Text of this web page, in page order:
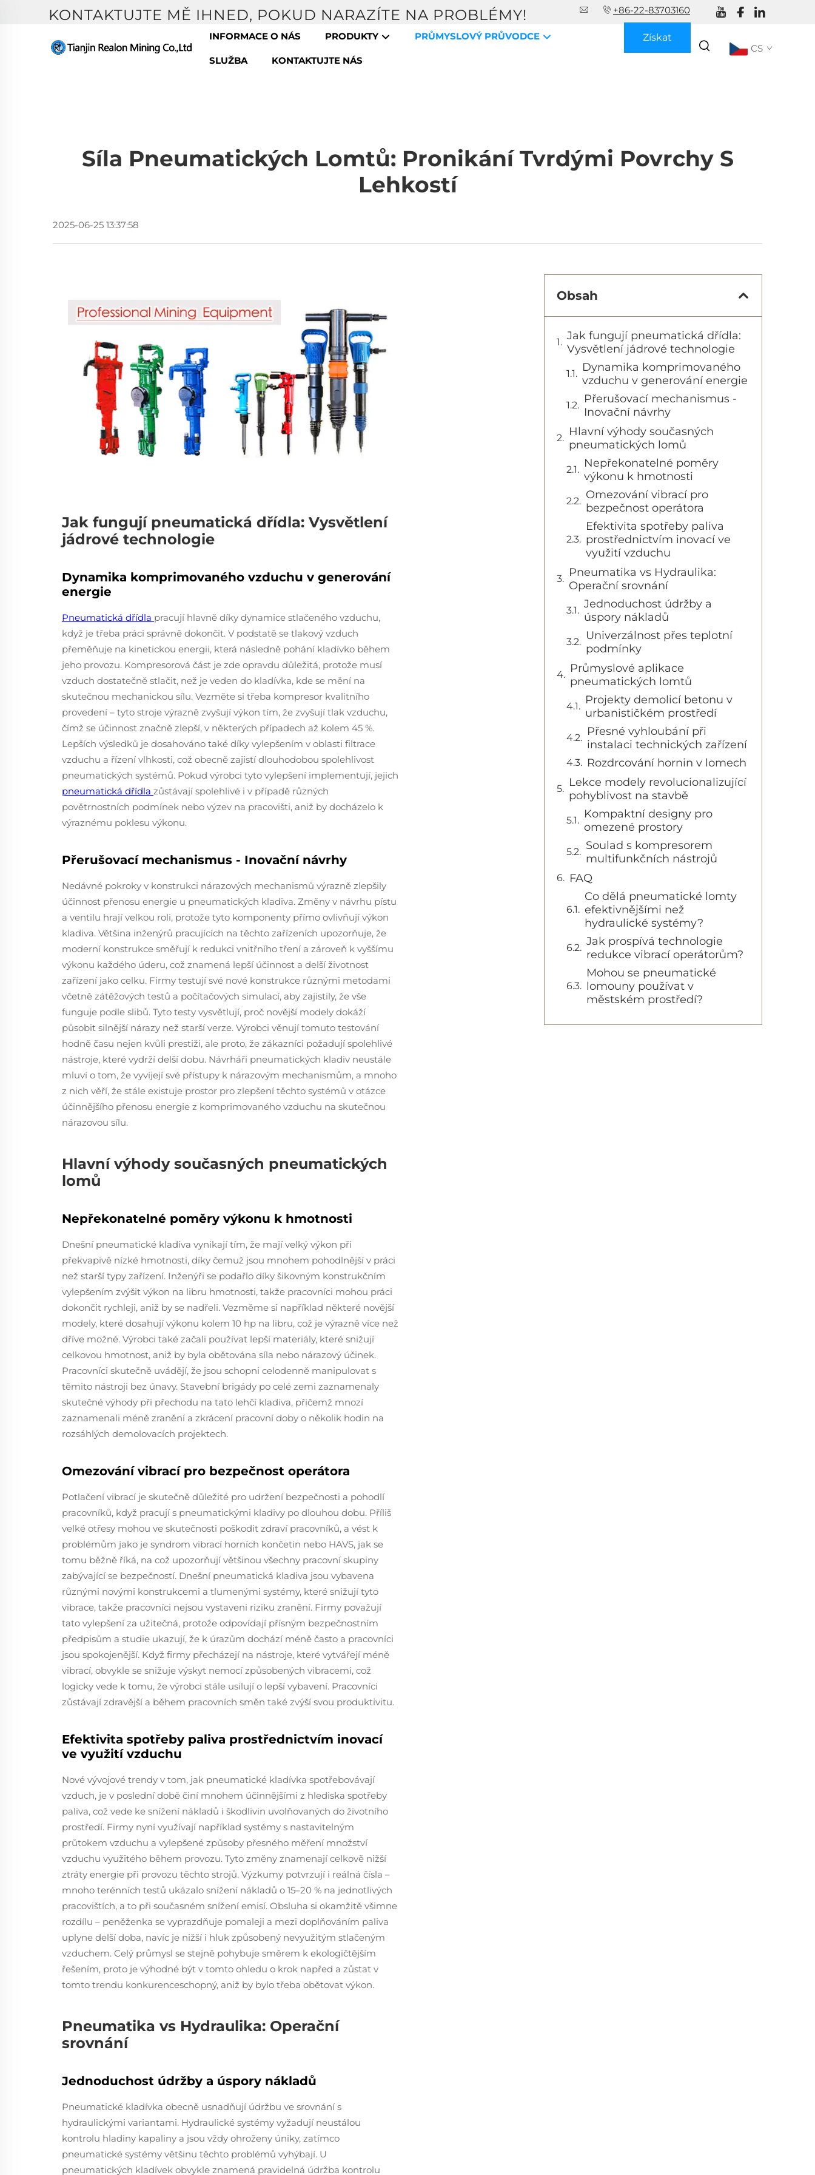
KONTAKTUJTE MĚ IHNED, POKUD NARAZÍTE NA PROBLÉMY! +86-22-83703160
INFORMACE O NÁS PRODUKTY PRŮMYSLOVÝ PRŮVODCE
SLUŽBA KONTAKTUJTE NÁS
Získat
CS
Síla Pneumatických Lomtů: Pronikání Tvrdými Povrchy S
Lehkostí
2025-06-25 13:37:58
Obsah
Jak fungují pneumatická dřídla:
Vysvětlení jádrové technologie
Dynamika komprimovaného
vzduchu v generování energie
Přerušovací mechanismus -
Inovační návrhy
Hlavní výhody současných
pneumatických lomů
Nepřekonatelné poměry
výkonu k hmotnosti
Omezování vibrací pro
bezpečnost operátora
Efektivita spotřeby paliva
prostřednictvím inovací ve
využití vzduchu
Pneumatika vs Hydraulika:
Operační srovnání
Jednoduchost údržby a
úspory nákladů
Univerzálnost přes teplotní
podmínky
Průmyslové aplikace
pneumatických lomtů
Projekty demolicí betonu v
urbanističkém prostředí
Přesné vyhloubání při
instalaci technických zařízení
Rozdrcování hornin v lomech
Lekce modely revolucionalizující
pohyblivost na stavbě
Kompaktní designy pro
omezené prostory
Soulad s kompresorem
multifunkčních nástrojů
FAQ
Co dělá pneumatické lomty
efektivnějšími než
hydraulické systémy?
Jak prospívá technologie
redukce vibrací operátorům?
Mohou se pneumatické
lomouny používat v
městském prostředí?
Jak fungují pneumatická dřídla: Vysvětlení
jádrové technologie
Dynamika komprimovaného vzduchu v generování
energie
Pneumatická dřídla pracují hlavně díky dynamice stlačeného vzduchu,
když je třeba práci správně dokončit. V podstatě se tlakový vzduch
přeměňuje na kinetickou energii, která následně pohání kladívko během
jeho provozu. Kompresorová část je zde opravdu důležitá, protože musí
vzduch dostatečně stlačit, než je veden do kladívka, kde se mění na
skutečnou mechanickou sílu. Vezměte si třeba kompresor kvalitního
provedení – tyto stroje výrazně zvyšují výkon tím, že zvyšují tlak vzduchu,
čímž se účinnost značně zlepší, v některých případech až kolem 45 %.
Lepších výsledků je dosahováno také díky vylepšením v oblasti filtrace
vzduchu a řízení vlhkosti, což obecně zajistí dlouhodobou spolehlivost
pneumatických systémů. Pokud výrobci tyto vylepšení implementují, jejich
pneumatická dřídla zůstávají spolehlivé i v případě různých
povětrnostních podmínek nebo výzev na pracovišti, aniž by docházelo k
výraznému poklesu výkonu.
Přerušovací mechanismus - Inovační návrhy
Nedávné pokroky v konstrukci nárazových mechanismů výrazně zlepšily
účinnost přenosu energie u pneumatických kladiva. Změny v návrhu pístu
a ventilu hrají velkou roli, protože tyto komponenty přímo ovlivňují výkon
kladiva. Většina inženýrů pracujících na těchto zařízeních upozorňuje, že
moderní konstrukce směřují k redukci vnitřního tření a zároveň k vyššímu
výkonu každého úderu, což znamená lepší účinnost a delší životnost
zařízení jako celku. Firmy testují své nové konstrukce různými metodami
včetně zátěžových testů a počítačových simulací, aby zajistily, že vše
funguje podle slibů. Tyto testy vysvětlují, proč novější modely dokáží
působit silnější nárazy než starší verze. Výrobci věnují tomuto testování
hodně času nejen kvůli prestiži, ale proto, že zákazníci požadují spolehlivé
nástroje, které vydrží delší dobu. Návrháři pneumatických kladiv neustále
mluví o tom, že vyvíjejí své přístupy k nárazovým mechanismům, a mnoho
z nich věří, že stále existuje prostor pro zlepšení těchto systémů v otázce
účinnějšího přenosu energie z komprimovaného vzduchu na skutečnou
nárazovou sílu.
Hlavní výhody současných pneumatických
lomů
Nepřekonatelné poměry výkonu k hmotnosti
Dnešní pneumatické kladiva vynikají tím, že mají velký výkon při
překvapivě nízké hmotnosti, díky čemuž jsou mnohem pohodlnější v práci
než starší typy zařízení. Inženýři se podařlo díky šikovným konstrukčním
vylepšením zvýšit výkon na libru hmotnosti, takže pracovníci mohou práci
dokončit rychleji, aniž by se nadřeli. Vezměme si například některé novější
modely, které dosahují výkonu kolem 10 hp na libru, což je výrazně více než
dříve možné. Výrobci také začali používat lepší materiály, které snižují
celkovou hmotnost, aniž by byla obětována síla nebo nárazový účinek.
Pracovníci skutečně uvádějí, že jsou schopni celodenně manipulovat s
těmito nástroji bez únavy. Stavební brigády po celé zemi zaznamenaly
skutečné výhody při přechodu na tato lehčí kladiva, přičemž mnozí
zaznamenali méně zranění a zkrácení pracovní doby o několik hodin na
rozsáhlých demolovacích projektech.
Omezování vibrací pro bezpečnost operátora
Potlačení vibrací je skutečně důležité pro udržení bezpečnosti a pohodlí
pracovníků, když pracují s pneumatickými kladivy po dlouhou dobu. Příliš
velké otřesy mohou ve skutečnosti poškodit zdraví pracovníků, a vést k
problémům jako je syndrom vibrací horních končetin nebo HAVS, jak se
tomu běžně říká, na což upozorňují většinou všechny pracovní skupiny
zabývající se bezpečností. Dnešní pneumatická kladiva jsou vybavena
různými novými konstrukcemi a tlumenými systémy, které snižují tyto
vibrace, takže pracovníci nejsou vystaveni riziku zranění. Firmy považují
tato vylepšení za užitečná, protože odpovídají přísným bezpečnostním
předpisům a studie ukazují, že k úrazům dochází méně často a pracovníci
jsou spokojenější. Když firmy přecházejí na nástroje, které vytvářejí méně
vibrací, obvykle se snižuje výskyt nemocí způsobených vibracemi, což
logicky vede k tomu, že výrobci stále usilují o lepší vybavení. Pracovníci
zůstávají zdravější a během pracovních směn také zvýší svou produktivitu.
Efektivita spotřeby paliva prostřednictvím inovací
ve využití vzduchu
Nové vývojové trendy v tom, jak pneumatické kladívka spotřebovávají
vzduch, je v poslední době činí mnohem účinnějšími z hlediska spotřeby
paliva, což vede ke snížení nákladů i škodlivin uvolňovaných do životního
prostředí. Firmy nyní využívají například systémy s nastavitelným
průtokem vzduchu a vylepšené způsoby přesného měření množství
vzduchu využitého během provozu. Tyto změny znamenají celkově nižší
ztráty energie při provozu těchto strojů. Výzkumy potvrzují i reálná čísla –
mnoho terénních testů ukázalo snížení nákladů o 15–20 % na jednotlivých
pracovištích, a to při současném snížení emisí. Obsluha si okamžitě všimne
rozdílu – peněženka se vyprazdňuje pomaleji a mezi doplňováním paliva
uplyne delší doba, navíc je nižší i hluk způsobený nevyužitým stlačeným
vzduchem. Celý průmysl se stejně pohybuje směrem k ekologičtějším
řešením, proto je výhodné být v tomto ohledu o krok napřed a zůstat v
tomto trendu konkurenceschopný, aniž by bylo třeba obětovat výkon.
Pneumatika vs Hydraulika: Operační
srovnání
Jednoduchost údržby a úspory nákladů
Pneumatické kladívka obecně usnadňují údržbu ve srovnání s
hydraulickými variantami. Hydraulické systémy vyžadují neustálou
kontrolu hladiny kapaliny a jsou vždy ohroženy úniky, zatímco
pneumatické systémy většinu těchto problémů vyhýbají. U
pneumatických kladívek obvykle znamená pravidelná údržba kontrolu